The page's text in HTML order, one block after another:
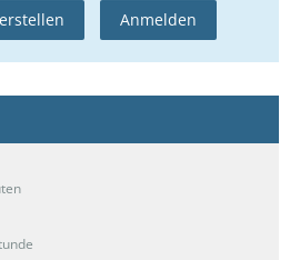
Anmelden